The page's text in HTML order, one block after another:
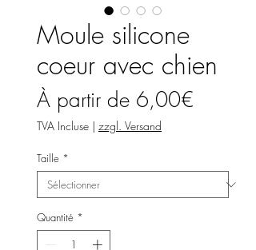
Moule silicone
coeur avec chien
À partir de 6,00€
TVA Incluse | zzgl. Versand
Taille *
Quantité *